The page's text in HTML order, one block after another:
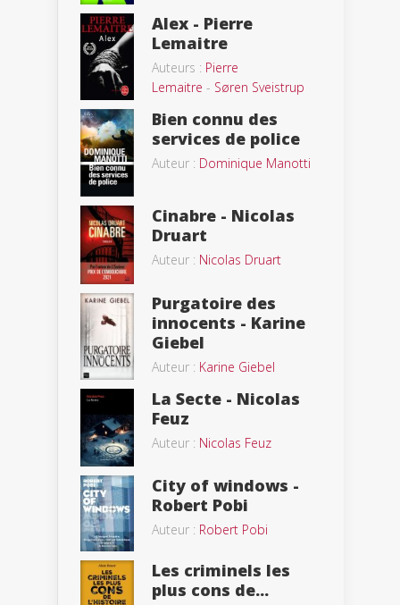
Alex - Pierre
Lemaitre
Auteurs : Pierre
Lemaitre - Søren Sveistrup
Bien connu des
services de police
Auteur : Dominique Manotti
Cinabre - Nicolas
Druart
Auteur : Nicolas Druart
Purgatoire des
innocents - Karine
Giebel
Auteur : Karine Giebel
La Secte - Nicolas
Feuz
Auteur : Nicolas Feuz
City of windows -
Robert Pobi
Auteur : Robert Pobi
Les criminels les
plus cons de...